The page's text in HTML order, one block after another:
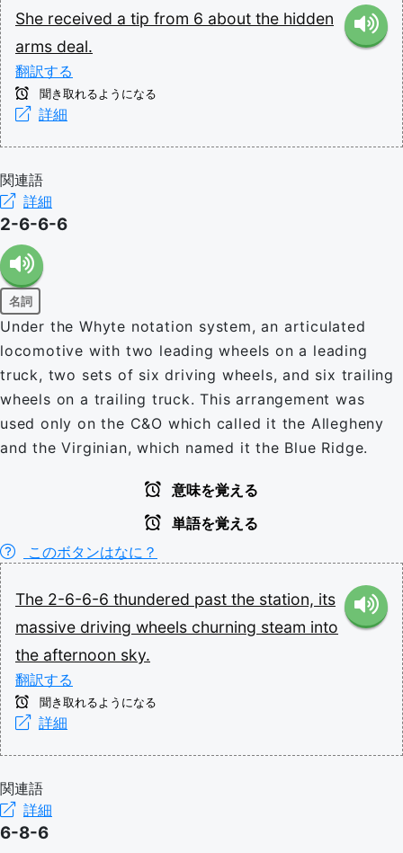
She received a tip from 6 about the hidden
arms deal.
翻訳する
聞き取れるようになる
詳細
関連語
詳細
2-6-6-6
名詞
Under the Whyte notation system, an articulated
locomotive with two leading wheels on a leading
truck, two sets of six driving wheels, and six trailing
wheels on a trailing truck. This arrangement was
used only on the C&O which called it the Allegheny
and the Virginian, which named it the Blue Ridge.
意味を覚える
単語を覚える
このボタンはなに？
The 2-6-6-6 thundered past the station, its
massive driving wheels churning steam into
the afternoon sky.
翻訳する
聞き取れるようになる
詳細
関連語
詳細
6-8-6